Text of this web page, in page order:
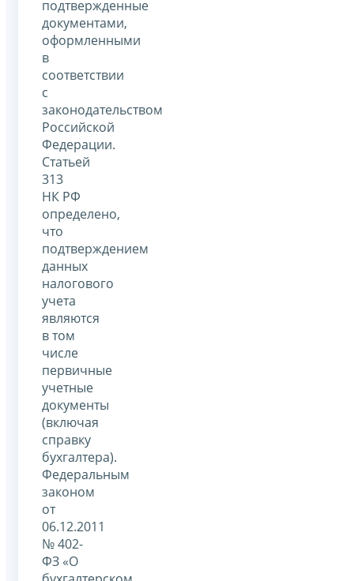
подтвержденные
документами,
оформленными
в
соответствии
с
законодательством
Российской
Федерации.
Статьей
313
НК РФ
определено,
что
подтверждением
данных
налогового
учета
являются
в том
числе
первичные
учетные
документы
(включая
справку
бухгалтера).
Федеральным
законом
от
06.12.2011
№ 402-
ФЗ «О